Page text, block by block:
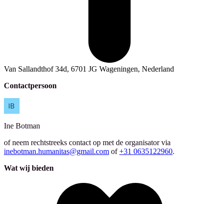
Van Sallandthof 34d, 6701 JG Wageningen, Nederland
Contactpersoon
Ine Botman
of neem rechtstreeks contact op met de organisator via
inebotman.humanitas@gmail.com of +31 0635122960.
Wat wij bieden